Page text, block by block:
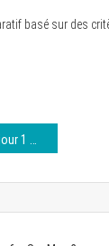
basé sur des
y vite